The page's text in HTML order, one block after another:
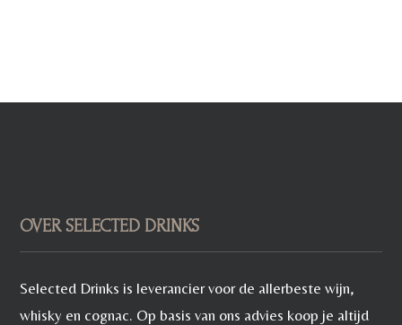
OVER SELECTED DRINKS
Selected Drinks is leverancier voor de allerbeste wijn,
whisky en cognac. Op basis van ons advies koop je altijd